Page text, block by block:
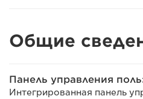
Общие
Панель управления
Интегрированная панель